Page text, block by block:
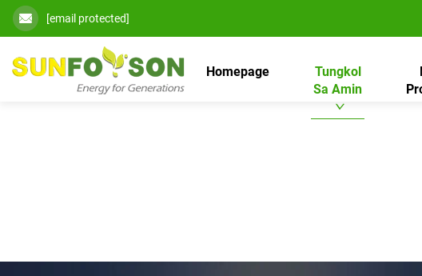
[email protected]
Homepage
Tungkol
Sa Amin